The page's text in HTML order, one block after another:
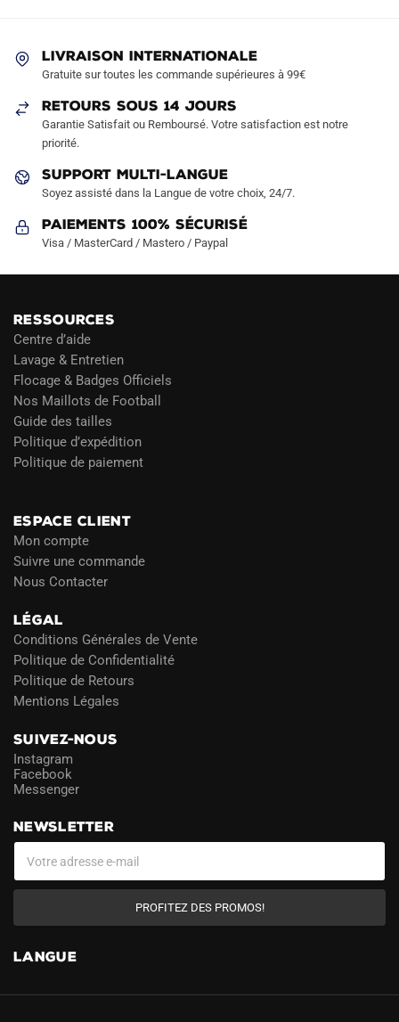
LIVRAISON INTERNATIONALE
Gratuite sur toutes les commande supérieures à 99€
RETOURS SOUS 14 JOURS
Garantie Satisfait ou Remboursé. Votre satisfaction est notre
priorité.
SUPPORT MULTI-LANGUE
Soyez assisté dans la Langue de votre choix, 24/7.
Paiements 100% Sécurisé
Visa / MasterCard / Mastero / Paypal
RESSOURCES
Centre d’aide
Lavage & Entretien
Flocage & Badges Officiels
Nos Maillots de Football
Guide des tailles
Politique d’expédition
Politique de paiement
ESPACE CLIENT
Mon compte
Suivre une commande
Nous Contacter
LÉGAL
Conditions Générales de Vente
Politique de Confidentialité
Politique de Retours
Mentions Légales
SUIVEZ-NOUS
Instagram
Facebook
Messenger
NEWSLETTER
PROFITEZ DES PROMOS!
LANGUE